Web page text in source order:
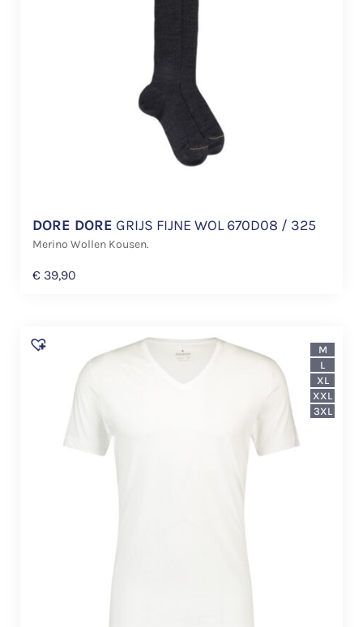
DORE DORE GRIJS FIJNE WOL 670D08 / 325
Merino Wollen Kousen.
€ 39,90
M
L
XL
XXL
3XL